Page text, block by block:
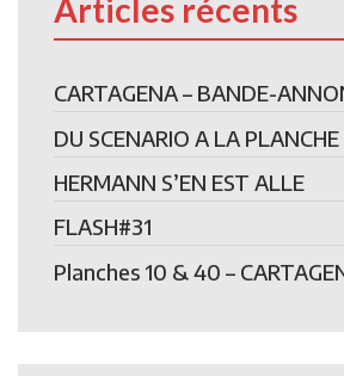
Articles récents
CARTAGENA – BANDE-
DU SCENARIO A LA PLANCHE
HERMANN S’EN EST ALLE
FLASH#31
Planches 10 & 40 –